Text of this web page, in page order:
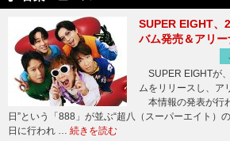
SUPER EIGHT、
バム発売＆アリ
SUPER EIGHTが
ムをリリースし、ア
本情報の発表が行
日”という「888」が並ぶ“超八（スーパーエイト）
日に行われ … 続きを読む